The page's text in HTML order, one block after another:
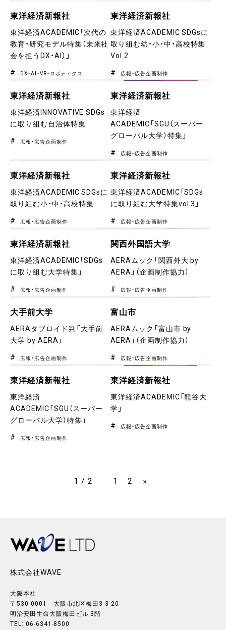
東洋経済新報社
東洋経済ACADEMIC「次代の
教育・研究モデル特集（未来社
会を担うDX・AI）」
DX・AI・VR・ロボティクス
東洋経済新報社
東洋経済ACADEMIC SDGsに
取り組む幼・小・中・高校特集
Vol.2
広報・広告企画制作
東洋経済新報社
東洋経済INNOVATIVE SDGs
に取り組む自治体特集
広報・広告企画制作
東洋経済新報社
東洋経済
ACADEMIC「SGU（スーパー
グローバル大学）特集」
広報・広告企画制作
東洋経済新報社
東洋経済ACADEMIC SDGsに
取り組む小・中・高校特集
広報・広告企画制作
東洋経済新報社
東洋経済ACADEMIC「SDGs
に取り組む大学特集vol.3」
広報・広告企画制作
東洋経済新報社
東洋経済ACADEMIC「SDGs
に取り組む大学特集」
広報・広告企画制作
関西外国語大学
AERAムック「関西外大 by
AERA」（企画制作協力）
広報・広告企画制作
大手前大学
AERAタブロイド判「大手前
大学 by AERA」
広報・広告企画制作
富山市
AERAムック「富山市 by
AERA」（企画制作協力）
広報・広告企画制作
東洋経済新報社
東洋経済
ACADEMIC「SGU（スーパー
グローバル大学）特集」
広報・広告企画制作
東洋経済新報社
東洋経済ACADEMIC「龍谷大
学」
広報・広告企画制作
1 / 2 1 2 »
株式会社WAVE
大阪本社
〒530-0001 大阪市北区梅田3-3-20
明治安田生命大阪梅田ビル 3階
TEL: 06-6341-8500